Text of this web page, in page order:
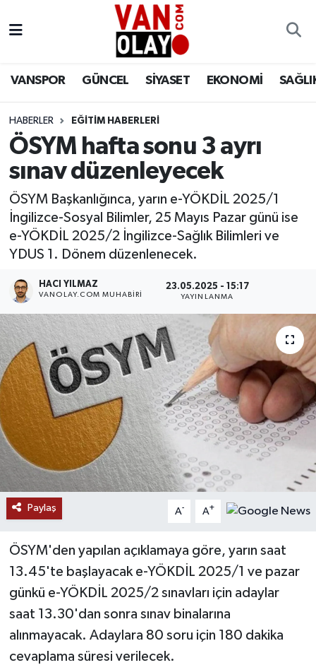
VANSPOR GÜNCEL SİYASET EKONOMİ
HABERLER EĞİTİM HABERLERİ
ÖSYM hafta sonu 3 ayrı
sınav düzenleyecek
ÖSYM Başkanlığınca, yarın e-YÖKDİL 2025/1
İngilizce-Sosyal Bilimler, 25 Mayıs Pazar günü ise
e-YÖKDİL 2025/2 İngilizce-Sağlık Bilimleri ve
YDUS 1. Dönem düzenlenecek.
HACI YILMAZ
VANOLAY.COM MUHABIRI
23.05.2025 - 15:17
YAYINLANMA
Paylaş A- A+
ÖSYM'den yapılan açıklamaya göre, yarın saat
13.45'te başlayacak e-YÖKDİL 2025/1 ve pazar
günkü e-YÖKDİL 2025/2 sınavları için adaylar
saat 13.30'dan sonra sınav binalarına
alınmayacak. Adaylara 80 soru için 180 dakika
cevaplama süresi verilecek.
Siyaset
Ekonomi
Sağlık
Eğitim
RESMİ İLANLAR
Van Nöbetçi Eczaneler
Van Namaz Vakitleri
Van Trafik Yoğunluk Haritası
Süper Lig Puan Durumu ve Fikstür
Tüm Manşetler